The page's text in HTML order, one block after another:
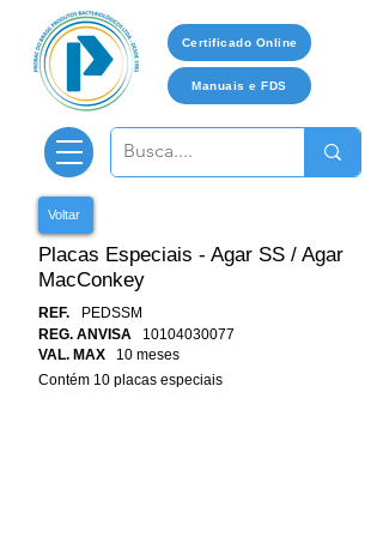
Certificado Online
Manuais e FDS
Voltar
Placas Especiais - Agar SS / Agar
MacConkey
REF.
PEDSSM
REG. ANVISA
10104030077
VAL. MAX
10 meses
Contém 10 placas especiais